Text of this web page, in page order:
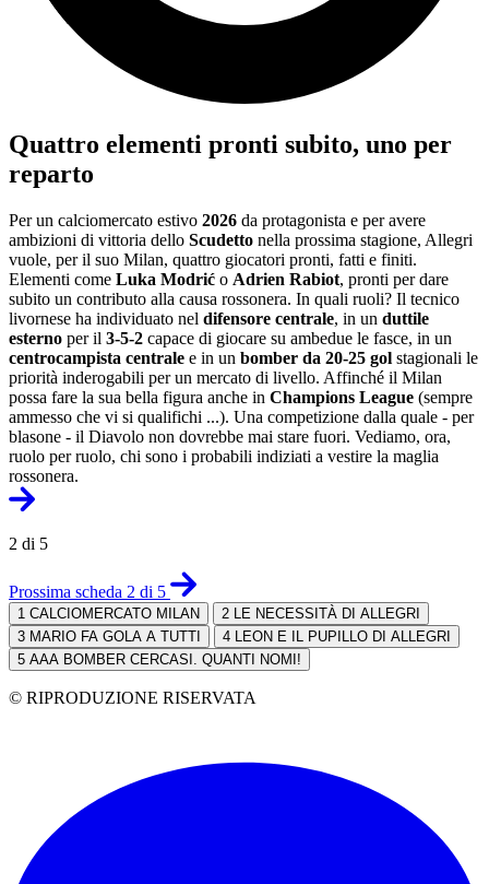
Quattro elementi pronti subito, uno per
reparto
Per un calciomercato estivo 2026 da protagonista e per avere
ambizioni di vittoria dello Scudetto nella prossima stagione, Allegri
vuole, per il suo Milan, quattro giocatori pronti, fatti e finiti.
Elementi come Luka Modrić o Adrien Rabiot, pronti per dare
subito un contributo alla causa rossonera. In quali ruoli? Il tecnico
livornese ha individuato nel difensore centrale, in un duttile
esterno per il 3-5-2 capace di giocare su ambedue le fasce, in un
centrocampista centrale e in un bomber da 20-25 gol stagionali le
priorità inderogabili per un mercato di livello. Affinché il Milan
possa fare la sua bella figura anche in Champions League (sempre
ammesso che vi si qualifichi ...). Una competizione dalla quale - per
blasone - il Diavolo non dovrebbe mai stare fuori. Vediamo, ora,
ruolo per ruolo, chi sono i probabili indiziati a vestire la maglia
rossonera.
2 di 5
Prossima scheda 2 di 5
1 CALCIOMERCATO MILAN 2
LE NECESSITÀ DI ALLEGRI
3 MARIO FA GOLA A TUTTI 4
LEON E IL PUPILLO DI ALLEGRI
5 AAA BOMBER CERCASI. QUANTI NOMI!
© RIPRODUZIONE RISERVATA